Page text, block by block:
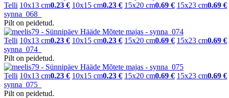
Telli 10x13 cm0.23 € 10x15 cm0.23 € 15x20 cm0.69 € 15x23 cm0.69 €
synna_068
Pilt on peidetud.
Telli 10x13 cm0.23 € 10x15 cm0.23 € 15x20 cm0.69 € 15x23 cm0.69 €
synna_074
Pilt on peidetud.
Telli 10x13 cm0.23 € 10x15 cm0.23 € 15x20 cm0.69 € 15x23 cm0.69 €
synna_075
Pilt on peidetud.